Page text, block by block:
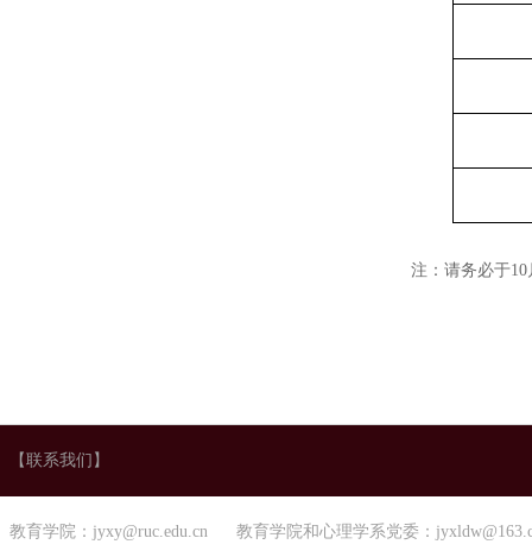
注： 请务必于10
【联系我们】
教育学院：jyxy@ruc.edu.cn 教育学院和心理学系党委：